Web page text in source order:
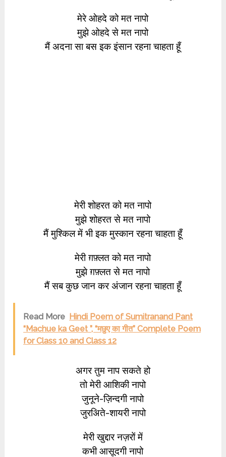
मेरे ओहदे को मत नापो
मुझे ओहदे से मत नापो
मैं अदना सा बस इक इंसान रहना चाहता हूँ
मेरी शोहरत को मत नापो
मुझे शोहरत से मत नापो
मैं मुश्किल में भी इक मुस्कान रहना चाहता हूँ
मेरी ग़फ़्लत को मत नापो
मुझे ग़फ़्लत से मत नापो
मैं सब कुछ जान कर अंजान रहना चाहता हूँ
Read More Hindi Poem of Sumitranand Pant
“Machue ka Geet ”, “मछुए का गीत” Complete Poem
for Class 10 and Class 12
अगर तुम नाप सकते हो
तो मेरी आशिकी नापो
जुनूने-ज़िन्दगी नापो
जुरअिते-शायरी नापो
मेरी खुद्दार नज़रों में
कभी आसूदगी नापो